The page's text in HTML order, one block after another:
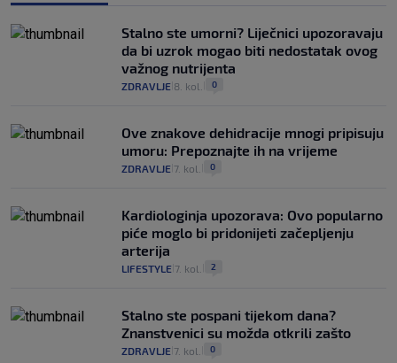
Stalno ste umorni? Liječnici upozoravaju
da bi uzrok mogao biti nedostatak ovog
važnog nutrijenta
ZDRAVLJE 8. kol. 0
Ove znakove dehidracije mnogi pripisuju
umoru: Prepoznajte ih na vrijeme
ZDRAVLJE 7. kol. 0
Kardiologinja upozorava: Ovo popularno
piće moglo bi pridonijeti začepljenju
arterija
LIFESTYLE 7. kol. 2
Stalno ste pospani tijekom dana?
Znanstvenici su možda otkrili zašto
ZDRAVLJE 7. kol. 0